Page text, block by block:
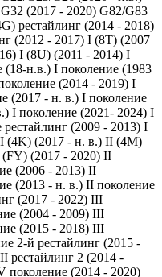
G32 (2017 - 2020) G82/G83
рестайлинг (2014 - 2018)
(2012 - 2017) I (8T) (2007
I (8U) (2011 - 2014) I
(18-н.в.) I поколение (1983
(2014 - 2019) I
(2017 - н. в.) I поколение
I поколение (2021- 2024) I
рестайлинг (2009 - 2013) I
(4K) (2017 - н. в.) II (4M)
(2017 - 2020) II
(2006 - 2013) II
(2013 - н. в.) II поколение
(2017 - 2022) III
(2004 - 2009) III
(2015 - 2018) III
2-й рестайлинг (2015 -
рестайлинг 2 (2014 -
поколение (2014 - 2020)